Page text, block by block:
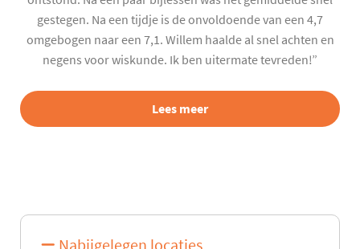
gestegen. Na een tijdje is de onvoldoende van een 4,7
omgebogen naar een 7,1. Willem haalde al snel achten en
negens voor wiskunde. Ik ben uitermate tevreden!”
Lees meer